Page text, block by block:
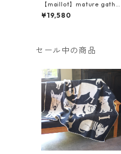
【maillot】mature gather
shirt (MAS-26160)
¥19,580
セール中の商品